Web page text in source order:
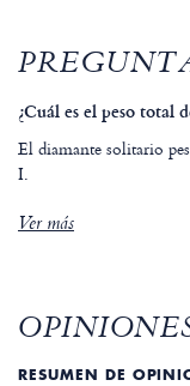
¿Cuál es el peso total
El diamante solitario
I.
Ver más
RESUMEN DE